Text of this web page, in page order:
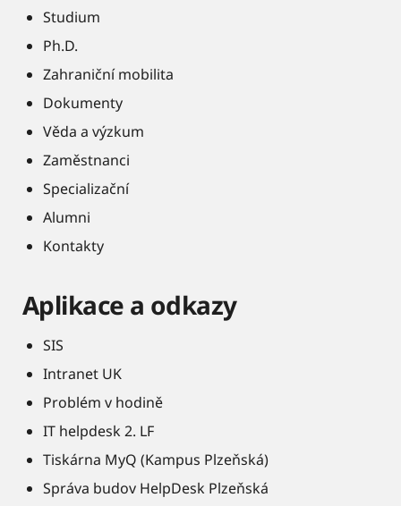
Studium
Ph.D.
Zahraniční mobilita
Dokumenty
Věda a výzkum
Zaměstnanci
Specializační
Alumni
Kontakty
Aplikace a odkazy
SIS
Intranet UK
Problém v hodině
IT helpdesk 2. LF
Tiskárna MyQ (Kampus Plzeňská)
Správa budov HelpDesk Plzeňská